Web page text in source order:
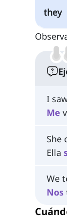
they
I
Me
She
Ella
We
Nos